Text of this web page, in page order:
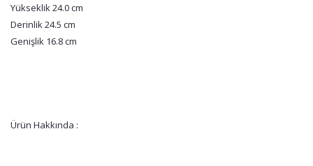
Yükseklik 24.0 cm
Derinlik 24.5 cm
Genişlik 16.8 cm
Ürün Hakkında :